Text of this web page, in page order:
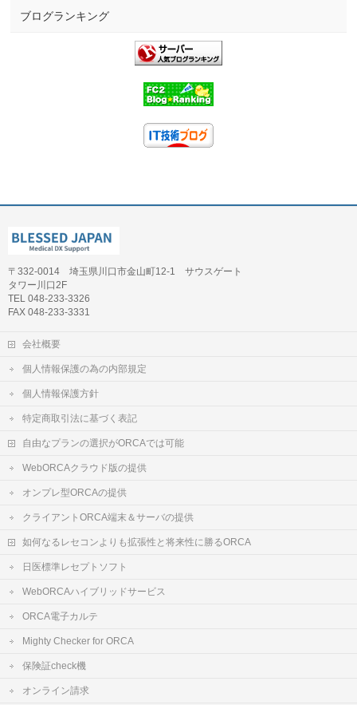
ブログランキング
〒332-0014 埼玉県川口市金山町12-1 サウスゲート
タワー川口2F
TEL 048-233-3326
FAX 048-233-3331
会社概要
個人情報保護の為の内部規定
個人情報保護方針
特定商取引法に基づく表記
自由なプランの選択がORCAでは可能
WebORCAクラウド版の提供
オンプレ型ORCAの提供
クライアントORCA端末＆サーバの提供
如何なるレセコンよりも拡張性と将来性に勝るORCA
日医標準レセプトソフト
WebORCAハイブリッドサービス
ORCA電子カルテ
Mighty Checker for ORCA
保険証check機
オンライン請求